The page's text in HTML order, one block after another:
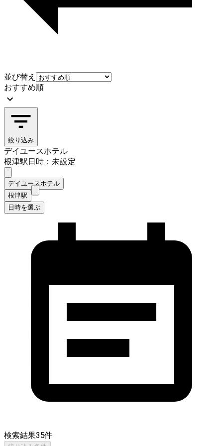
並び替え
おすすめ順
絞り込み
デイユースホテル
根津駅日時：未設定
デイユースホテル
根津駅
日時を選ぶ
検索結果35件